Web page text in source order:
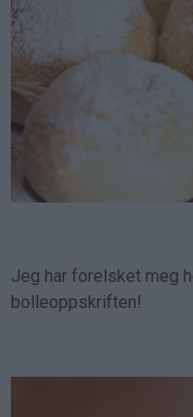
Jeg har forelsket meg
bolleoppskriften!